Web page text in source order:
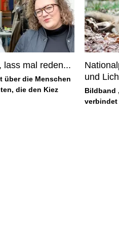
lass mal reden...
über die Menschen
die den Kiez
und
Bildband
verbindet